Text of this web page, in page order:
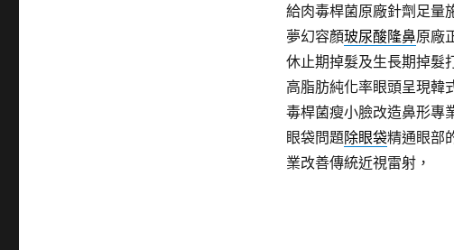
給肉毒桿菌原廠針劑足量
夢幻容顏玻尿酸隆鼻原廠
休止期掉髮及生長期掉髮
高脂肪純化率眼頭呈現韓
毒桿菌瘦小臉改造鼻形專
眼袋問題除眼袋精通眼部
業改善傳統近視雷射，